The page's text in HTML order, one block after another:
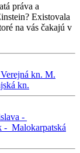
práva a
Existovala
na vás čakajú v
Verejná kn. M.
kn.
-
- Malokarpatská